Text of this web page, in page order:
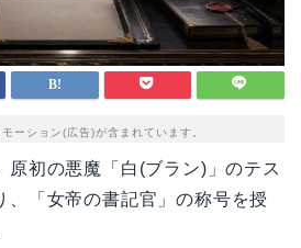
ーション(広告)が含まれています。
原初の悪魔「白(ブラン)」のテス
、「女帝の書記官」の称号を授